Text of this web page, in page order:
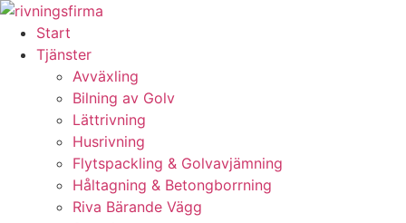
Skip
content
Start
Tjänster
Avväxling
Bilning av Golv
Lättrivning
Husrivning
Flytspackling & Golvavjämning
Håltagning & Betongborrning
Riva Bärande Vägg